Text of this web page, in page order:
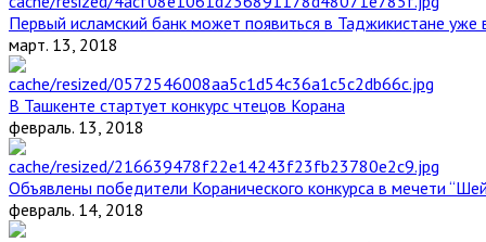
Первый исламский банк может появиться в Таджикистане уже
март. 13, 2018
В Ташкенте стартует конкурс чтецов Корана
февраль. 13, 2018
Объявлены победители Коранического конкурса в мечети
февраль. 14, 2018